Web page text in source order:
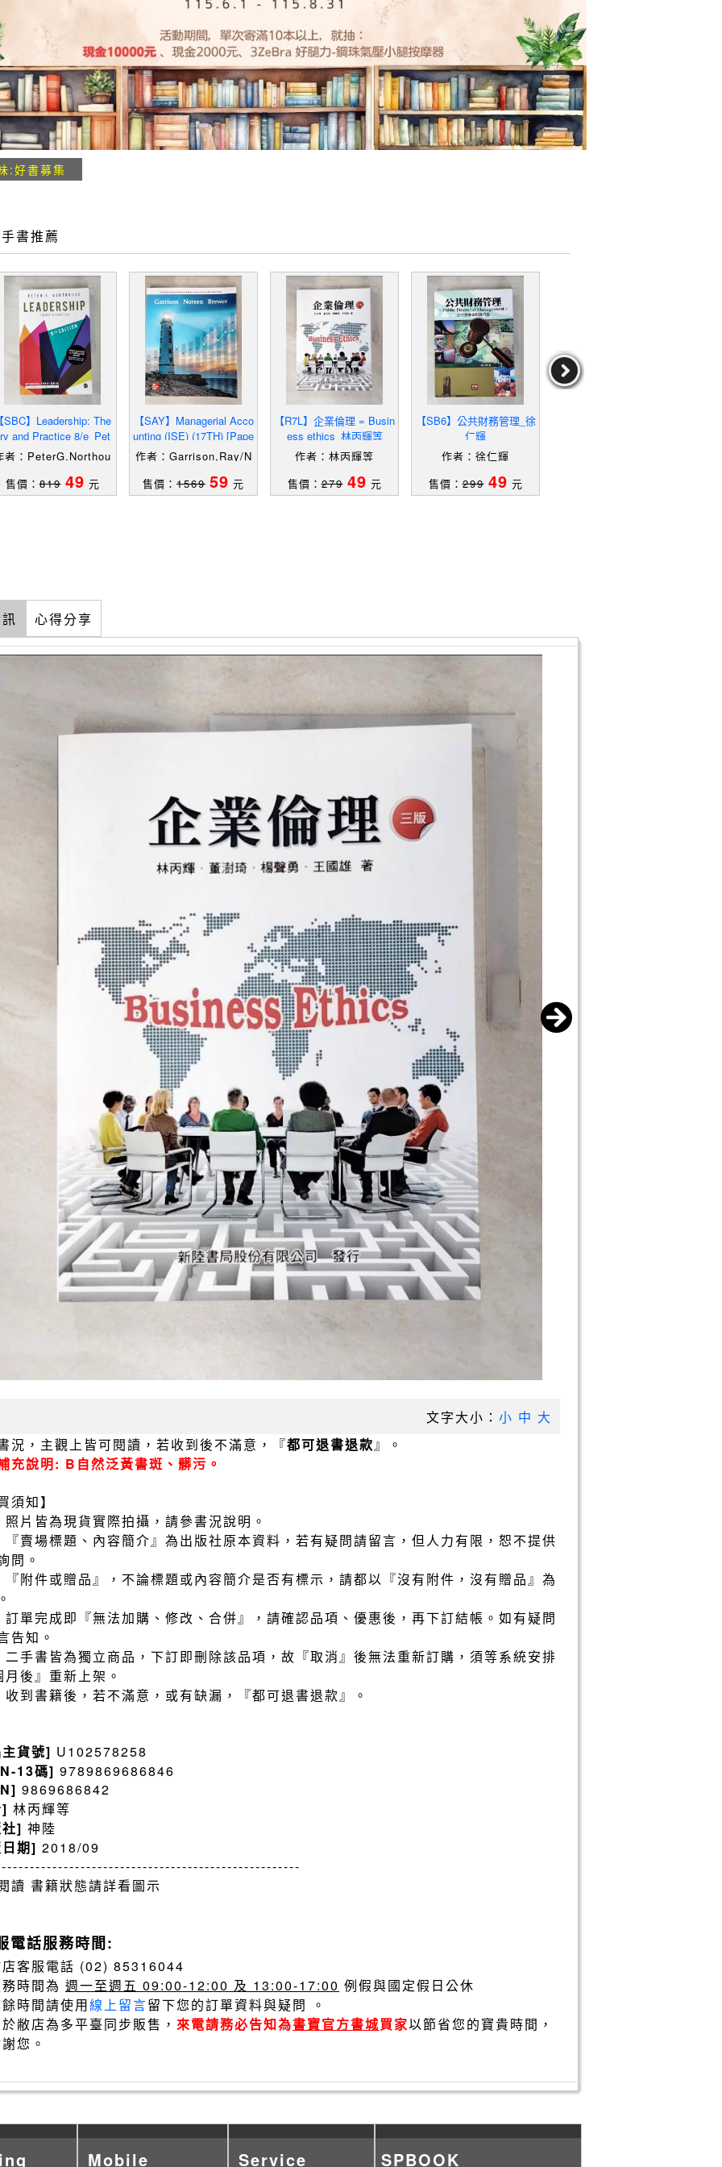
:好書募集
書推薦
SBC】Leadership: The
and Practice 8/e_Pet
er G. Northouse
者：PeterG.Northou
售價：819 49 元
【SAY】Managerial Acco
unting (ISE) (17TH) [Pape
rback]_Garrison, Ray /
作者：Garrison,Ray/N
er
售價： 1569 59 元
【R7L】企業倫理 = Busin
ess ethics_林丙輝等
作者：林丙輝等
售價：279 49 元
【SB6】公共財務管理_徐
仁輝
作者：徐仁輝
售價：299 49 元
心得分享
文字大小： 小 中 大
況，主觀上皆可閱讀，若收到後不滿意，『都可退書退款』。
充說明: B自然泛黃書斑、髒污。
須知】
照片皆為現貨實際拍攝，請參書況說明。
『賣場標題、內容簡介』為出版社原本資料，若有疑問請留言，但人力有限，恕不提供
問。
『附件或贈品』，不論標題或內容簡介是否有標示，請都以『沒有附件，沒有贈品』為
訂單完成即『無法加購、修改、合併』，請確認品項、優惠後，再下訂結帳。如有疑問
告知。
二手書皆為獨立商品，下訂即刪除該品項，故『取消』後無法重新訂購，須等系統安排
後』重新上架。
收到書籍後，若不滿意，或有缺漏，『都可退書退款』。
貨號] U102578258
13碼] 9789869686846
9869686842
林丙輝等
] 神陸
期] 2018/09
讀 書籍狀態請詳看圖示
電話服務時間:
客服電話 (02) 85316044
時間為 週一至週五 09:00-12:00 及 13:00-17:00 例假與國定假日公休
時間請使用線上留言留下您的訂單資料與疑問 。
敝店為多平臺同步販售， 來電請務必告知為書寶官方書城買家以節省您的寶貴時間，
您。
Mobile Service SPBOOK